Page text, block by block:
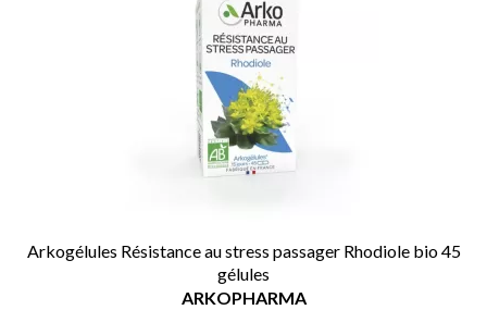
Arkogélules Résistance au stress passager Rhodiole bio 45
gélules
ARKOPHARMA